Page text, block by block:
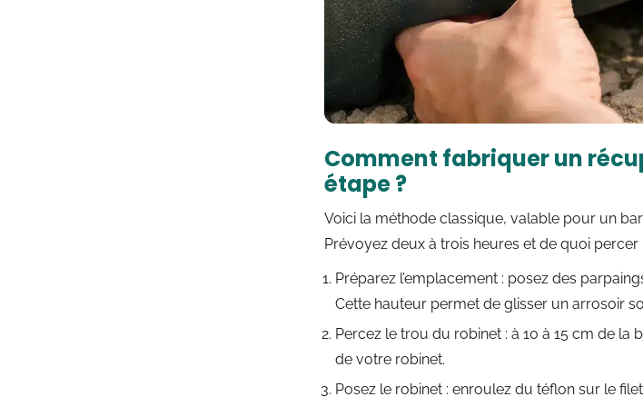
Comment fabriquer un
étape ?
Voici la méthode classique, valable pour un
Prévoyez deux à trois heures et de quoi
Préparez l’emplacement : posez des
Cette hauteur permet de glisser un arrosoir
Percez le trou du robinet : à 10 à 15 cm de la
de votre robinet.
Posez le robinet : enroulez du téflon sur le